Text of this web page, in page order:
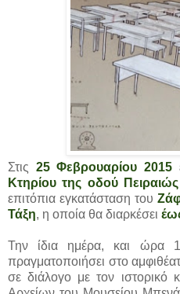
Στις 25 Φεβρουαρίου 2015
Κτηρίου της οδού
επιτόπια εγκατάσταση του
Τάξη, η οποία θα διαρκέσει
Την ίδια ημέρα, και ώρα
πραγματοποιήσει στο
σε διάλογο με τον ιστορικό